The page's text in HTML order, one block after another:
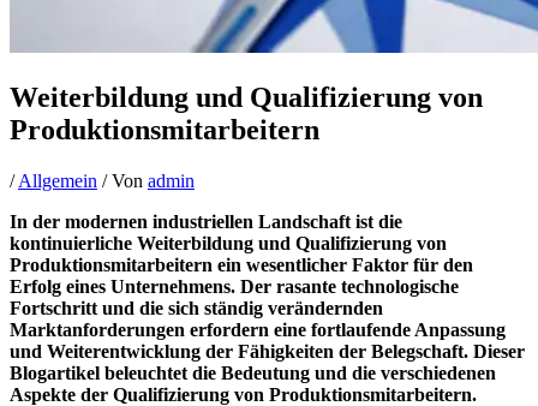
Weiterbildung und Qualifizierung von
Produktionsmitarbeitern
/Allgemein / Von admin
In der modernen industriellen Landschaft ist die
kontinuierliche Weiterbildung und Qualifizierung von
Produktionsmitarbeitern ein wesentlicher Faktor für den
Erfolg eines Unternehmens. Der rasante technologische
Fortschritt und die sich ständig verändernden
Marktanforderungen erfordern eine fortlaufende Anpassung
und Weiterentwicklung der Fähigkeiten der Belegschaft. Dieser
Blogartikel beleuchtet die Bedeutung und die verschiedenen
Aspekte der Qualifizierung von Produktionsmitarbeitern.